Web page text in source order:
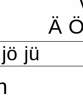
Ä
jö jü